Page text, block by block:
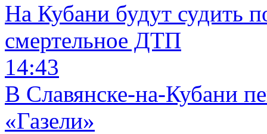
На Кубани будут судить
смертельное ДТП
14:43
В Славянске-на-Кубани
«Газели»